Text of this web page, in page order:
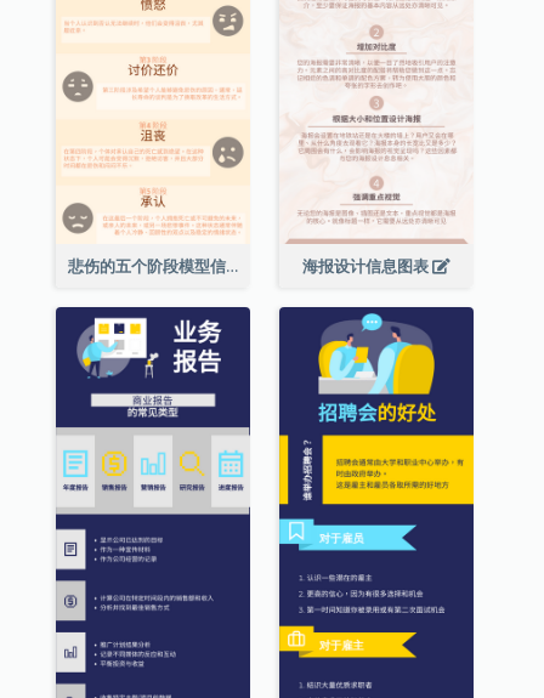
悲伤的五个阶段模型信息图表 海报设计信息图表